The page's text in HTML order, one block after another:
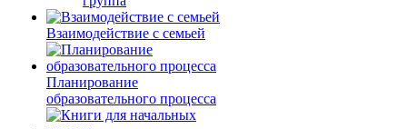
Взаимодействие с семьей
Планирование
образовательного процесса